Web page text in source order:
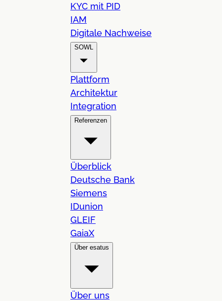
KYC mit PID
IAM
Digitale Nachweise
SOWL
Plattform
Architektur
Integration
Referenzen
Überblick
Deutsche Bank
Siemens
IDunion
GLEIF
GaiaX
Über esatus
Über uns